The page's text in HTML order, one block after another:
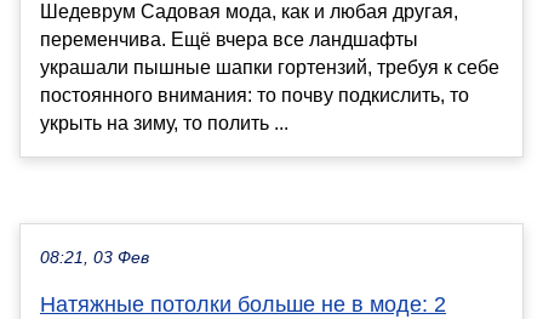
Шедеврум Садовая мода, как и любая другая,
переменчива. Ещё вчера все ландшафты
украшали пышные шапки гортензий, требуя к себе
постоянного внимания: то почву подкислить, то
укрыть на зиму, то полить ...
08:21, 03 Фев
Натяжные потолки больше не в моде: 2